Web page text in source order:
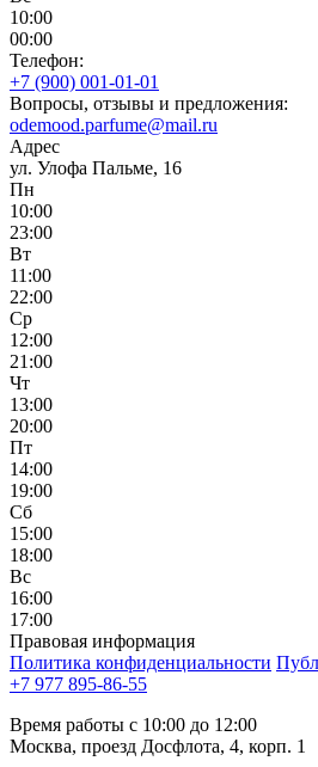
10:00
00:00
Телефон:
+7 (900) 001-01-01
Вопросы, отзывы и предложения:
odemood.parfume@mail.ru
Адрес
ул. Улофа Пальме, 16
Пн
10:00
23:00
Вт
11:00
22:00
Ср
12:00
21:00
Чт
13:00
20:00
Пт
14:00
19:00
Сб
15:00
18:00
Вс
16:00
17:00
Правовая информация
Политика конфиденциальности
+7 977 895-86-55
Время работы с 10:00 до 12:00
Москва, проезд Досфлота, 4, корп. 1